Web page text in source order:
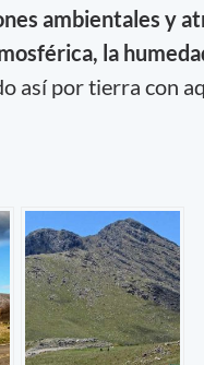
ambientales y
la
así por tierra con